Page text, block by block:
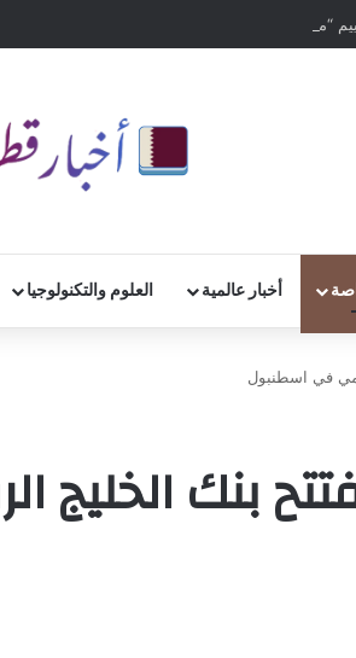
المدعومة من “أوبر” لنحو 2.1 مليار دولار
أخبار عالمية العلوم والتكنولوجيا
في اسطنبول
بنك